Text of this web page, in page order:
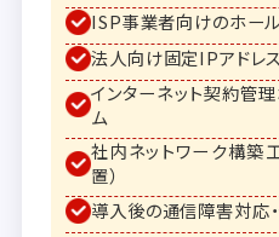
ISP事業者向けのホー
法人向け固定IPアドレ
インターネット契約管
ム
社内ネットワーク構築
置）
導入後の通信障害対応